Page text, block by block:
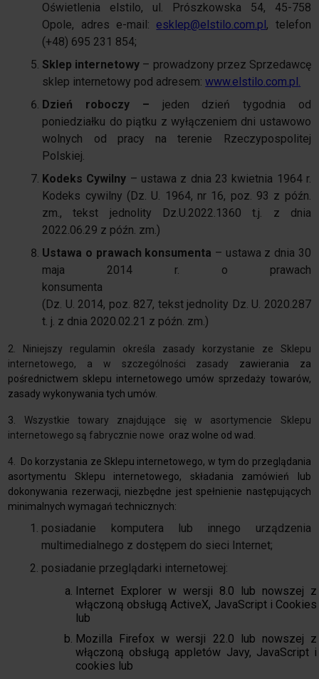
Oświetlenia elstilo, ul. Prószkowska 54, 45-758
Opole, adres e-mail: esklep@elstilo.com.pl , telefon
(+48) 695 231 854;
Sklep internetowy – prowadzony przez Sprzedawcę
sklep internetowy pod adresem:www.elstilo.com.pl .
Dzień roboczy – jeden dzień tygodnia od
poniedziałku do piątku z wyłączeniem dni ustawowo
wolnych od pracy na terenie Rzeczypospolitej
Polskiej.
Kodeks Cywilny – ustawa z dnia 23 kwietnia 1964 r.
Kodeks cywilny (Dz. U. 1964, nr 16, poz. 93 z późn.
zm., tekst jednolity Dz.U.2022.1360 t.j. z dnia
2022.06.29 z późn. zm.)
Ustawa o prawach konsumenta – ustawa z dnia 30
maja 2014 r. o prawach
(Dz. U. 2014, poz. 827, tekst jednolity Dz. U. 2020.287
t. j. z dnia 2020.02.21 z późn. zm.)
2. Niniejszy regulamin określa zasady korzystanie ze Sklepu
internetowego, a w szczególności zasady zawierania za
pośrednictwem sklepu internetowego umów sprzedaży towarów,
zasady wykonywania tych umów.
3. Wszystkie towary znajdujące się w asortymencie Sklepu
internetowego są fabrycznie nowe oraz wolne od wad.
4.
Do korzystania ze Sklepu internetowego, w tym do przeglądania
asortymentu Sklepu internetowego, składania zamówień lub
dokonywania rezerwacji, niezbędne jest spełnienie następujących
minimalnych wymagań technicznych:
posiadanie komputera lub innego urządzenia
multimedialnego z dostępem do sieci Internet;
posiadanie przeglądarki internetowej:
Internet Explorer w wersji 8.0 lub nowszej z
włączoną obsługą ActiveX, JavaScript i Cookies
lub
Mozilla Firefox w wersji 22.0 lub nowszej z
włączoną obsługą appletów Javy, JavaScript i
cookies lub